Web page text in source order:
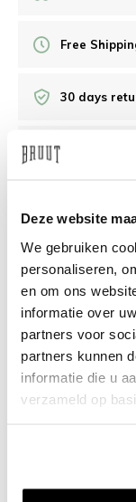
Deze website
We gebruiken
personaliseren,
en om ons
informatie over
partners voor
partners kunnen
informatie die u
verzameld op
Free
30 days
Need help?
info@bruut.nl
About this product
Shipment and